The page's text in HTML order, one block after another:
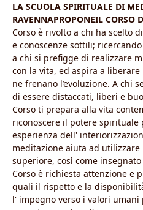
LA SCUOLA SPIRITUALE DI
RAVENNAPROPONEIL CORSO
Corso è rivolto a chi ha scelto
e conoscenze sottili;
a chi si prefigge di realizzare
con la vita, ed aspira a
ne frenano l’evoluzione. A chi
di essere distaccati, liberi e
Corso ti prepara alla vita
riconoscere il potere
esperienza dell'
meditazione aiuta ad
superiore, così come
Corso è richiesta attenzione e
quali il rispetto e la
l' impegno verso i valori